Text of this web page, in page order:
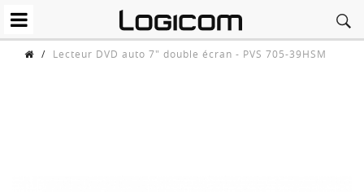
/ Lecteur DVD auto 7" double écran - PVS 705-39HSM